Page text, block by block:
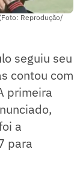
Reprodução/
seguiu seu
contou com
primeira
a
para